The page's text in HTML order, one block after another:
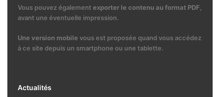
Vous pouvez égalementexporter le contenu au format PDF
avant une éventuelle impression.
Une version mobile vous est proposée quand vous accédez
à ce site depuis un smartphone ou une tablette.
Actualités